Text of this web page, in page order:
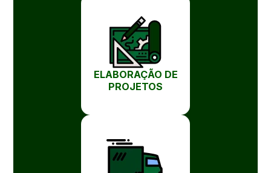
ELABORAÇÃO DE
PROJETOS